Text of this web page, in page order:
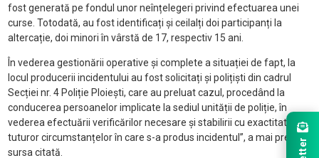
fost generată pe fondul unor neînțelegeri privind efectuarea unei
curse. Totodată, au fost identificați și ceilalți doi participanți la
altercație, doi minori în vârstă de 17, respectiv 15 ani.
În vederea gestionării operative și complete a situației de fapt, la
locul producerii incidentului au fost solicitați și polițiști din cadrul
Secției nr. 4 Poliție Ploiești, care au preluat cazul, procedând la
conducerea persoanelor implicate la sediul unității de poliție, în
vederea efectuării verificărilor necesare și stabilirii cu exactitate a
tuturor circumstanțelor în care s-a produs incidentul”, a mai precizat
sursa citată.